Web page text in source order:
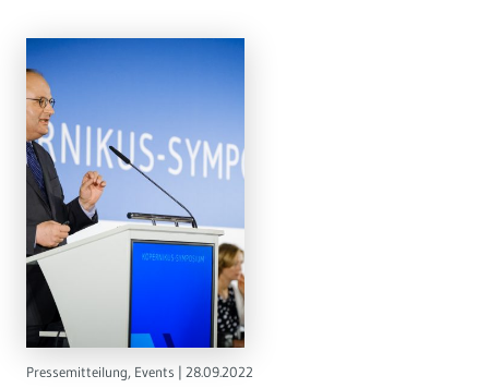
Pressemitteilung, Events | 28.09.2022